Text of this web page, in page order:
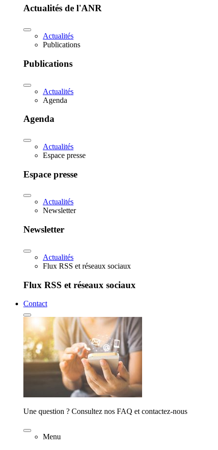
Actualités de l'ANR
Actualités
Publications
Publications
Actualités
Agenda
Agenda
Actualités
Espace presse
Espace presse
Actualités
Newsletter
Newsletter
Actualités
Flux RSS et réseaux sociaux
Flux RSS et réseaux sociaux
Contact
Une question ? Consultez nos FAQ et contactez-nous
Menu